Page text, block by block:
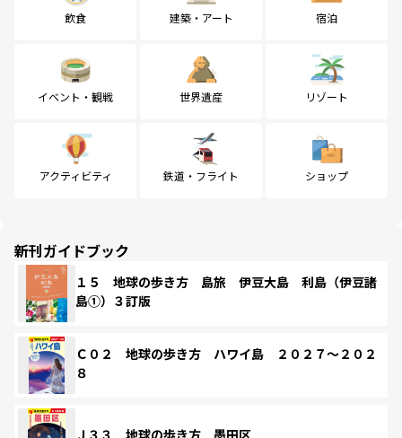
飲食 建築・アート 宿泊
イベント・観戦 世界遺産 リゾート
アクティビティ 鉄道・フライト ショップ
新刊ガイドブック
１５ 地球の歩き方 島旅 伊豆大島 利島（伊豆諸
島①）３訂版
Ｃ０２ 地球の歩き方 ハワイ島 ２０２７～２０２
８